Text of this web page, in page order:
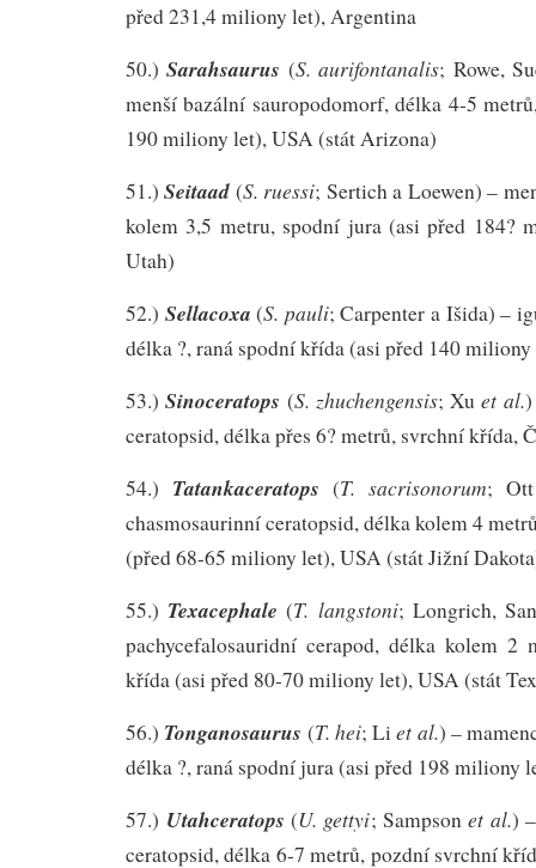
před 231,4 miliony let), Argentina
50.)Sarahsaurus (S. aurifontanalis; Rowe,
menší bazální sauropodomorf, délka 4-5
190 miliony let), USA (stát Arizona)
51.)Seitaad (S. ruessi; Sertich a Loewen) –
kolem 3,5 metru, spodní jura (asi před 184?
Utah)
52.) Sellacoxa (S. pauli; Carpenter a Išida) –
délka ?, raná spodní křída (asi před 140
53.)Sinoceratops (S. zhuchengensis; Xuet al.
ceratopsid, délka přes 6? metrů, svrchní křída,
54.) Tatankaceratops (T. sacrisonorum;
chasmosaurinní ceratopsid, délka kolem 4
(před 68-65 miliony let), USA (stát Jižní
55.) Texacephale (T. langstoni; Longrich,
pachycefalosauridní cerapod, délka kolem 2
křída (asi před 80-70 miliony let), USA (stát
56.) Tonganosaurus (T. hei; Liet al.) –
délka ?, raná spodní jura (asi před 198 miliony
57.) Utahceratops (U. gettyi; Sampsonet al.)
ceratopsid, délka 6-7 metrů, pozdní svrchní